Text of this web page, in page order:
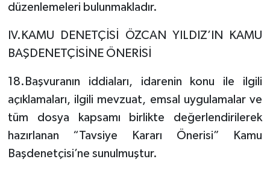
düzenlemeleri bulunmakladır.
IV.KAMU DENETÇİSİ ÖZCAN YILDIZ’IN KAMU
BAŞDENETÇİSİNE ÖNERİSİ
18.Başvuranın iddiaları, idarenin konu ile ilgili
açıklamaları, ilgili mevzuat, emsal uygulamalar ve
tüm dosya kapsamı birlikte değerlendirilerek
hazırlanan “Tavsiye Kararı Önerisi” Kamu
Başdenetçisi’ne sunulmuştur.